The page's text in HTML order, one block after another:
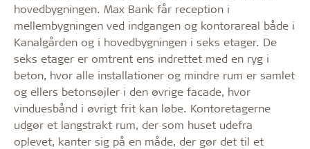
hovedbygningen. Max Bank får reception i
mellembygningen ved indgangen og kontorareal både i
Kanalgården og i hovedbygningen i seks etager. De
seks etager er omtrent ens indrettet med en ryg i
beton, hvor alle installationer og mindre rum er samlet
og ellers betonsøjler i den øvrige facade, hvor
vinduesbånd i øvrigt frit kan løbe. Kontoretagerne
udgør et langstrakt rum, der som huset udefra
oplevet, kanter sig på en måde, der gør det til et